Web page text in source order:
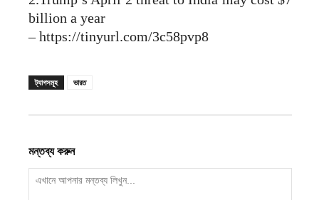
billion a year
– https://tinyurl.com/3c58pvp8
ট্যাগসমূহ ভারত
মন্তব্য করুন